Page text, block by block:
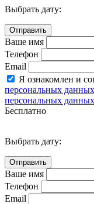
Выбрать дату:
Ваше имя
Телефон
Email
Я ознакомлен и
персональных
персональных
Бесплатно
Выбрать дату:
Ваше имя
Телефон
Email